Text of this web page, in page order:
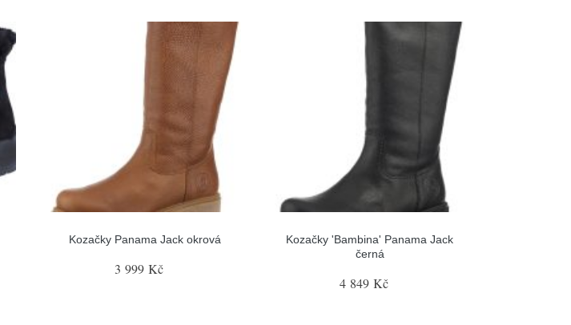
Kozačky Panama Jack okrová
3 999 Kč
Kozačky 'Bambina' Panama Jack
černá
4 849 Kč